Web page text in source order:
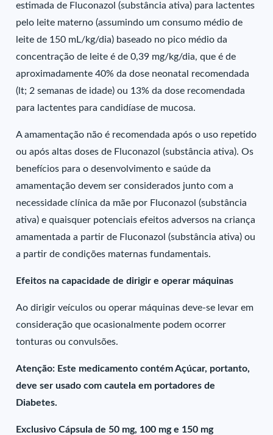
estimada de Fluconazol (substância ativa) para lactentes
pelo leite materno (assumindo um consumo médio de
leite de 150 mL/kg/dia) baseado no pico médio da
concentração de leite é de 0,39 mg/kg/dia, que é de
aproximadamente 40% da dose neonatal recomendada
(lt; 2 semanas de idade) ou 13% da dose recomendada
para lactentes para candidíase de mucosa.
A amamentação não é recomendada após o uso repetido
ou após altas doses de Fluconazol (substância ativa). Os
benefícios para o desenvolvimento e saúde da
amamentação devem ser considerados junto com a
necessidade clínica da mãe por Fluconazol (substância
ativa) e quaisquer potenciais efeitos adversos na criança
amamentada a partir de Fluconazol (substância ativa) ou
a partir de condições maternas fundamentais.
Efeitos na capacidade de dirigir e operar máquinas
Ao dirigir veículos ou operar máquinas deve-se levar em
consideração que ocasionalmente podem ocorrer
tonturas ou convulsões.
Atenção: Este medicamento contém Açúcar, portanto,
deve ser usado com cautela em portadores de
Diabetes.
Exclusivo Cápsula de 50 mg, 100 mg e 150 mg